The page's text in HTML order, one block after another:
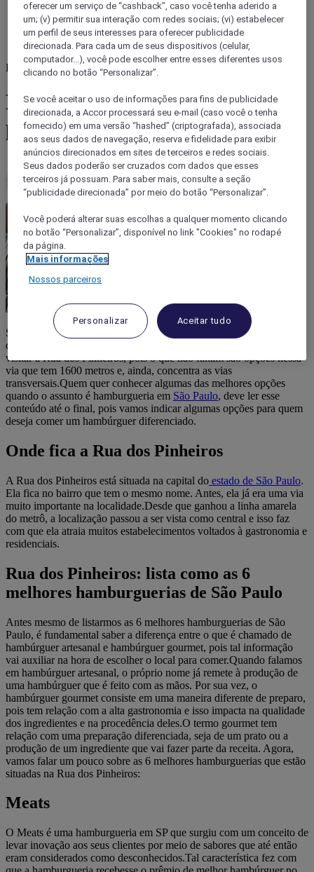
Brazil
Hamburguerias em Pinheiros
para quem gosta de comer bem
Se tem algo que caiu no gosto das pessoas são as hamburguerias e
quem está em São Paulo, seja a trabalho ou passeando, precisa
visitar a Rua dos Pinheiros, pois o que não faltam são opções nessa
via que tem 1600 metros e, ainda, concentra as vias
transversais.Quem quer conhecer algumas das melhores opções
quando o assunto é hamburgueria em São Paulo, deve ler esse
conteúdo até o final, pois vamos indicar algumas opções para quem
deseja comer um hambúrguer diferenciado.
Onde fica a Rua dos Pinheiros
A Rua dos Pinheiros está situada na capital do estado de São Paulo.
Ela fica no bairro que tem o mesmo nome. Antes, ela já era uma via
muito importante na localidade.Desde que ganhou a linha amarela
do metrô, a localização passou a ser vista como central e isso faz
com que ela atraia muitos estabelecimentos voltados à gastronomia e
residenciais.
Rua dos Pinheiros: lista como as 6
melhores hamburguerias de São Paulo
Antes mesmo de listarmos as 6 melhores hamburguerias de São
Paulo, é fundamental saber a diferença entre o que é chamado de
hambúrguer artesanal e hambúrguer gourmet, pois tal informação
vai auxiliar na hora de escolher o local para comer.Quando falamos
em hambúrguer artesanal, o próprio nome já remete à produção de
uma hambúrguer que é feito com as mãos. Por sua vez, o
hambúrguer gourmet consiste em uma maneira diferente de preparo,
pois tem relação com a alta gastronomia e isso impacta na qualidade
dos ingredientes e na procedência deles.O termo gourmet tem
relação com uma preparação diferenciada, seja de um prato ou a
produção de um ingrediente que vai fazer parte da receita. Agora,
vamos falar um pouco sobre as 6 melhores hamburguerias que estão
situadas na Rua dos Pinheiros:
Meats
O Meats é uma hamburgueria em SP que surgiu com um conceito de
levar inovação aos seus clientes por meio de sabores que até então
eram considerados como desconhecidos.Tal característica fez com
oferecer um serviço de “cashback”, caso você tenha aderido a
um; (v) permitir sua interação com redes sociais; (vi) estabelecer
um perfil de seus interesses para oferecer publicidade
direcionada. Para cada um de seus dispositivos (celular,
computador...), você pode escolher entre esses diferentes usos
clicando no botão “Personalizar”.
Se você aceitar o uso de informações para fins de publicidade
direcionada, a Accor processará seu e-mail (caso você o tenha
fornecido) em uma versão “hashed” (criptografada), associada
aos seus dados de navegação, reserva e fidelidade para exibir
anúncios direcionados em sites de terceiros e redes sociais.
Seus dados poderão ser cruzados com dados que esses
terceiros já possuam. Para saber mais, consulte a seção
“publicidade direcionada” por meio do botão “Personalizar”.
Você poderá alterar suas escolhas a qualquer momento clicando
no botão “Personalizar”, disponível no link "Cookies" no rodapé
da página.
Mais informações
Nossos parceiros
Personalizar Aceitar tudo